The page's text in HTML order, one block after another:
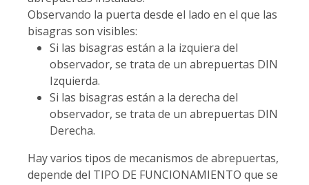
Observando la puerta desde el lado en el que las
bisagras son visibles:
Si las bisagras están a la izquiera del
observador, se trata de un abrepuertas DIN
Izquierda.
Si las bisagras están a la derecha del
observador, se trata de un abrepuertas DIN
Derecha.
Hay varios tipos de mecanismos de abrepuertas,
depende del TIPO DE FUNCIONAMIENTO que se